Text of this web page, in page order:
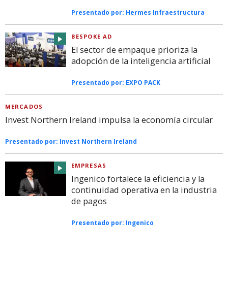
Presentado por: Hermes Infraestructura
BESPOKE AD
El sector de empaque prioriza la
adopción de la inteligencia artificial
Presentado por: EXPO PACK
MERCADOS
Invest Northern Ireland impulsa la economía circular
Presentado por: Invest Northern Ireland
EMPRESAS
Ingenico fortalece la eficiencia y la
continuidad operativa en la industria
de pagos
Presentado por: Ingenico